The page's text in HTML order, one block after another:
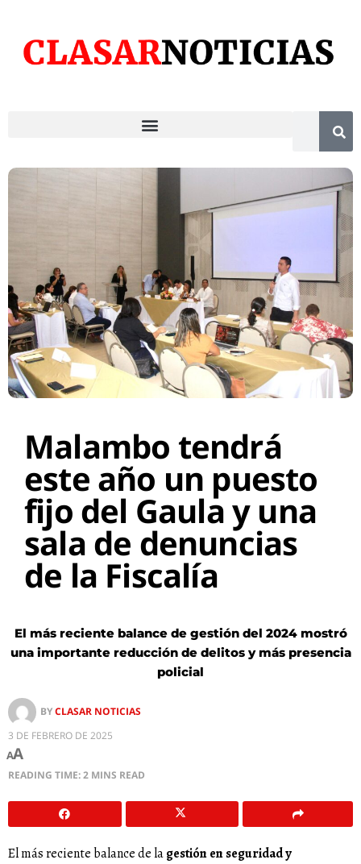
Malambo tendrá
este año un puesto
fijo del Gaula y una
sala de denuncias
de la Fiscalía
El más reciente balance de gestión del 2024 mostró
una importante reducción de delitos y más presencia
policial
BYCLASAR NOTICIAS
3 DE FEBRERO DE 2025
AA
READING TIME: 2 MINS READ
El más reciente balance de lagestión en seguridad y